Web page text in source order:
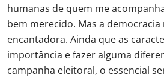
humanas de quem me
bem merecido. Mas a
encantadora. Ainda que as
importância e fazer alguma
campanha eleitoral, o essencial